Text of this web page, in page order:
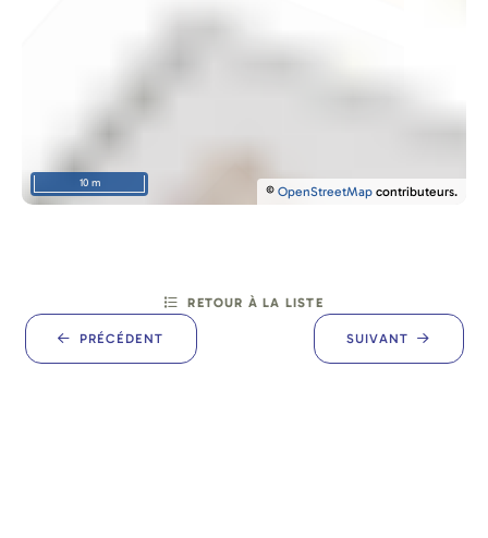
© OpenStreetMap contributeurs.
10 m
PRÉCÉDENT
RETOUR À LA LISTE
SUIVANT